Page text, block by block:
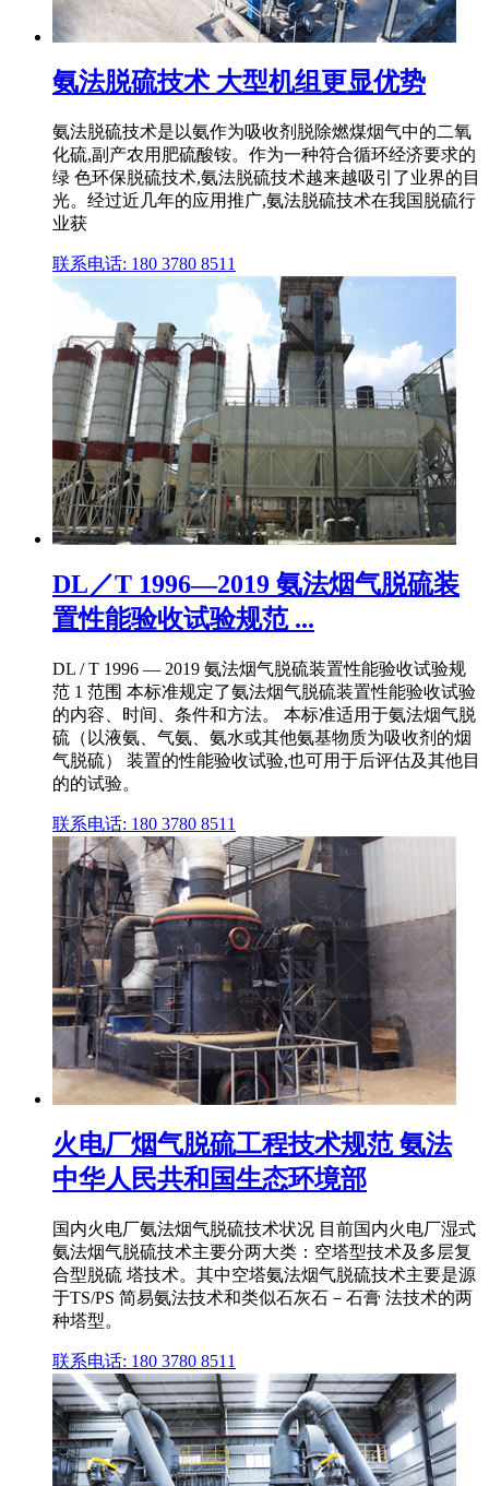
氨法脱硫技术 大型机组更显优势
氨法脱硫技术是以氨作为吸收剂脱除燃煤烟气中的二氧
化硫,副产农用肥硫酸铵。作为一种符合循环经济要求的
绿 色环保脱硫技术,氨法脱硫技术越来越吸引了业界的目
光。经过近几年的应用推广,氨法脱硫技术在我国脱硫行
业获
联系电话: 180 3780 8511
DL／T 1996—2019 氨法烟气脱硫装
置性能验收试验规范 ...
DL / T 1996 — 2019 氨法烟气脱硫装置性能验收试验规
范 1 范围 本标准规定了氨法烟气脱硫装置性能验收试验
的内容、时间、条件和方法。 本标准适用于氨法烟气脱
硫（以液氨、气氨、氨水或其他氨基物质为吸收剂的烟
气脱硫） 装置的性能验收试验,也可用于后评估及其他目
的的试验。
联系电话: 180 3780 8511
火电厂烟气脱硫工程技术规范 氨法
中华人民共和国生态环境部
国内火电厂氨法烟气脱硫技术状况 目前国内火电厂湿式
氨法烟气脱硫技术主要分两大类：空塔型技术及多层复
合型脱硫 塔技术。其中空塔氨法烟气脱硫技术主要是源
于TS/PS 简易氨法技术和类似石灰石－石膏 法技术的两
种塔型。
联系电话: 180 3780 8511